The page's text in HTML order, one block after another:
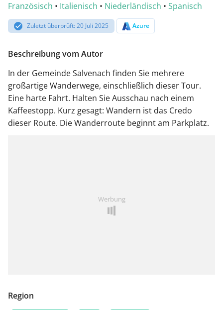
Französisch • Italienisch • Niederländisch • Spanisch
Zuletzt überprüft: 20 Juli 2025 Azure
Beschreibung vom Autor
In der Gemeinde Salvenach finden Sie mehrere
großartige Wanderwege, einschließlich dieser Tour.
Eine harte Fahrt. Halten Sie Ausschau nach einem
Kaffeestopp. Kurz gesagt: Wandern ist das Credo
dieser Route. Die Wanderroute beginnt am Parkplatz.
Werbung
Region